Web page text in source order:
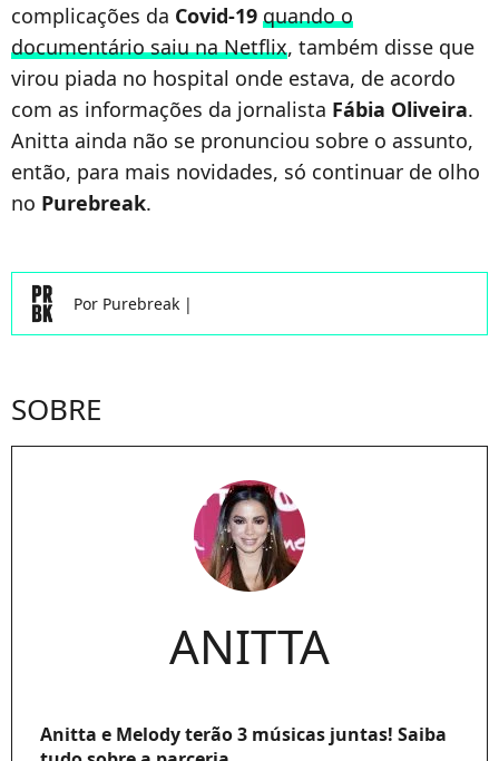
complicações da Covid-19 quando o
documentário saiu na Netflix, também disse que
virou piada no hospital onde estava, de acordo
com as informações da jornalista Fábia Oliveira.
Anitta ainda não se pronunciou sobre o assunto,
então, para mais novidades, só continuar de olho
no Purebreak.
Por Purebreak |
SOBRE
ANITTA
Anitta e Melody terão 3 músicas juntas! Saiba